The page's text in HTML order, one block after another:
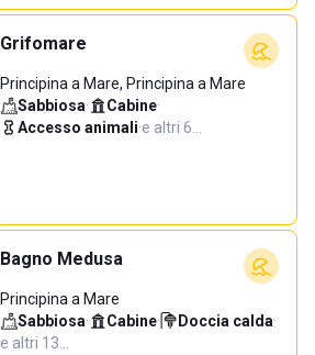
Grifomare
Principina a Mare, Principina a Mare
Sabbiosa· Cabine·
Accesso animali·e altri 6…
Bagno Medusa
Principina a Mare
Sabbiosa· Cabine· Doccia calda·
e altri 13…